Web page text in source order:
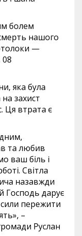
болем
нашого
—
яка була
захист
Ця втрата є
та любив
ваш біль і
Світла
назавжди
Господь дарує
пережити
–
Руслан